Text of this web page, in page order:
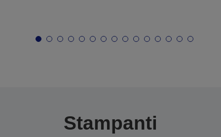
Stampanti